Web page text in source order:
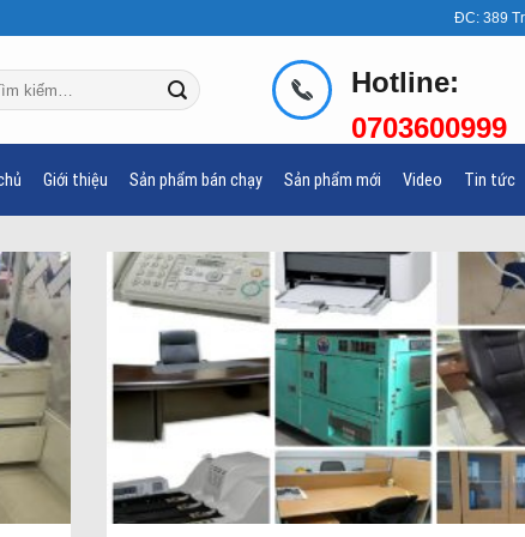
ĐC: 389
Hotline:
0703600999
Giới thiệu Sản phẩm bán chạy Sản phẩm mới Video Tin tức